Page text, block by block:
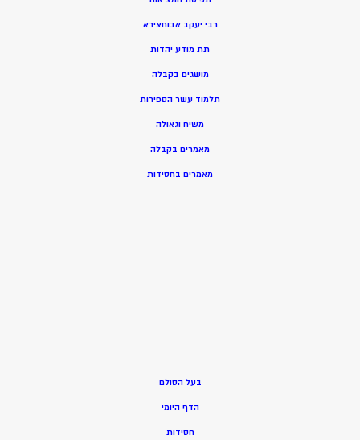
רבי יעקב אבוחצירא
תת מודע יהדות
מושגים בקבלה
תלמוד עשר הספירות
משיח וגאולה
מאמרים בקבלה
מאמרים בחסידות
בעל הסולם
הדף היומי
חסידות